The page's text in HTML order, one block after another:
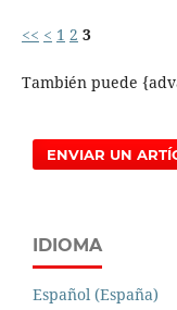
<< < 1 2 3
También puede
ENVIAR UN
IDIOMA
Español (España)